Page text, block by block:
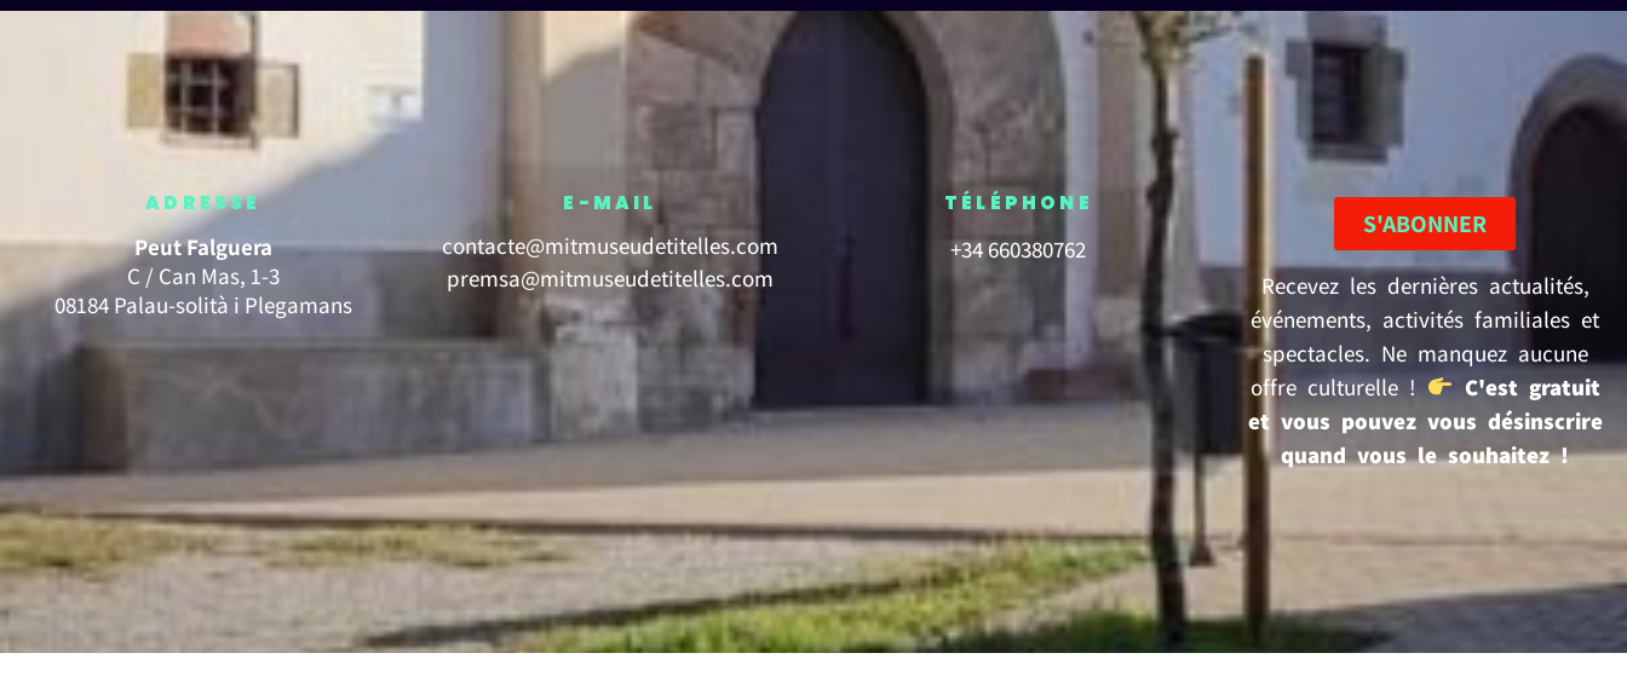
ADRESSE
Peut Falguera
C / Can Mas, 1-3
08184 Palau-solità i Plegamans
E-MAIL
contacte@mitmuseudetitelles.com
premsa@mitmuseudetitelles.com
TÉLÉPHONE
+34 660380762
S'ABONNER
Recevez les dernières actualités,
événements, activités familiales et
spectacles. Ne manquez aucune
offre culturelle !
C'est gratuit
et vous pouvez vous désinscrire
quand vous le souhaitez !